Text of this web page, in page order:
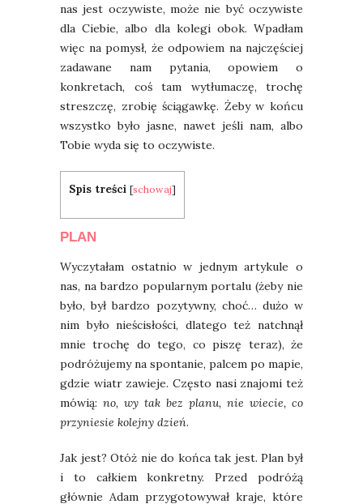
nas jest oczywiste, może nie być oczywiste
dla Ciebie, albo dla kolegi obok. Wpadłam
więc na pomysł, że odpowiem na najczęściej
zadawane nam pytania, opowiem o
konkretach, coś tam wytłumaczę, trochę
streszczę, zrobię ściągawkę. Żeby w końcu
wszystko było jasne, nawet jeśli nam, albo
Tobie wyda się to oczywiste.
Spis treści [schowaj]
PLAN
Wyczytałam ostatnio w jednym artykule o
nas, na bardzo popularnym portalu (żeby nie
było, był bardzo pozytywny, choć… dużo w
nim było nieścisłości, dlatego też natchnął
mnie trochę do tego, co piszę teraz), że
podróżujemy na spontanie, palcem po mapie,
gdzie wiatr zawieje. Często nasi znajomi też
mówią: no, wy tak bez planu, nie wiecie, co
przyniesie kolejny dzień.
Jak jest? Otóż nie do końca tak jest. Plan był
i to całkiem konkretny. Przed podróżą
głównie Adam przygotowywał kraje, które